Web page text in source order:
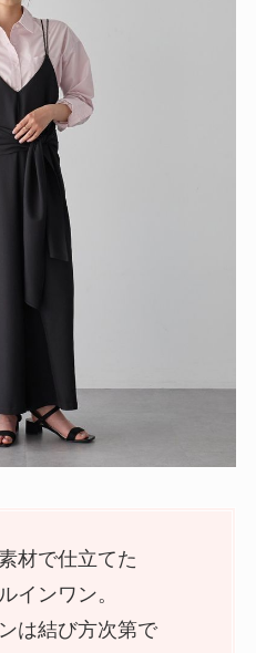
材で仕立てた
インワン。
は結び方次第で